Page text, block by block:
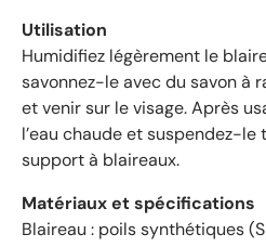
e
s
s
u
p
a
Utilisation
Humidifiez légèrement le
savonnez-le avec du savon à
et venir sur le visage. Après
l’eau chaude et suspendez-le
support à blaireaux.
Matériaux et spécifications
Blaireau : poils synthétiques